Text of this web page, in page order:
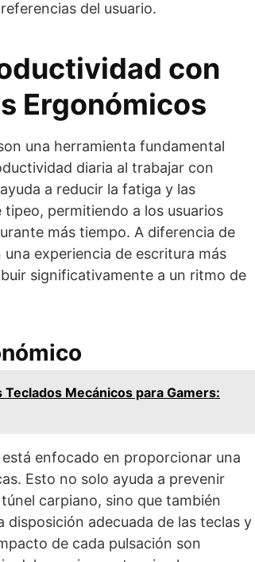
del usuario.
con
Ergonómicos
una herramienta fundamental
diaria al trabajar con
a reducir la fatiga y las
permitiendo a los usuarios
más tiempo. A diferencia de
experiencia de escritura más
significativamente a un ritmo de
Teclados Mecánicos para Gamers:
enfocado en proporcionar una
Esto no solo ayuda a prevenir
carpiano, sino que también
disposición adecuada de las teclas y
de cada pulsación son